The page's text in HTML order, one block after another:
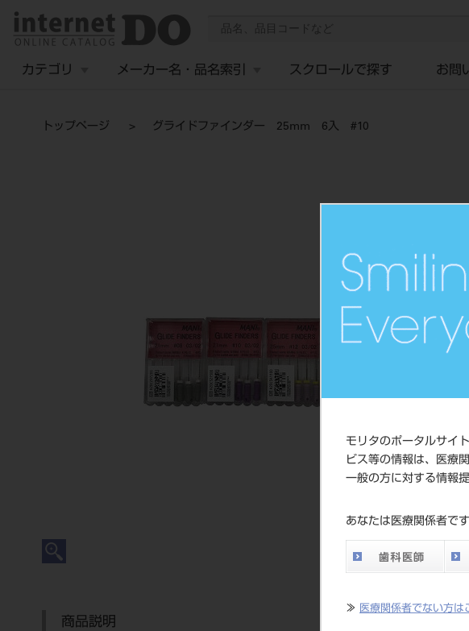
モリタのポータルサイ
ビス等の情報は、医療
一般の方に対する情報
あなたは医療関係者で
≫ 医療関係者でない方は
カテゴリ メーカー名・品名索引 スクロールで探す お問
トップページ グライドファインダー 25mm 6入 #10
商品説明